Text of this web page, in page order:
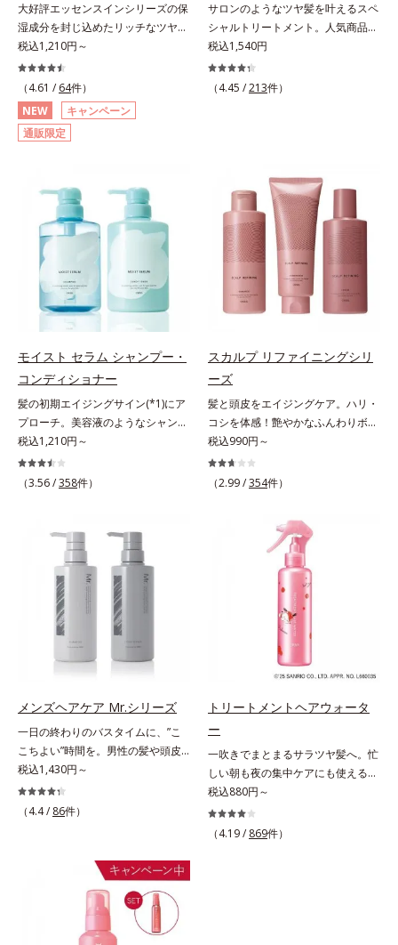
大好評エッセンスインシリーズの保
湿成分を封じ込めたリッチなツヤ髪
続くヘアオイル。人気商品「エッセ
ンスインヘアミルク」と同じシリー
ズのヘアオイルです。ナノサイズの
美容成分(*1)で髪の隙間を満たして
リッチなツヤ髪を維持する“超音波
トリートメント”発想(*2)。美容成分
記憶マグネット成分(*1)を配合しま
した。さらにキューティクルとなじ
みが良いキューティクルリペア成分
(*3)が、開いたキューティクルにピ
タッと密着し、毎朝手ぐしでツヤが
整うほどの美しい素髪へ導きます。
そのほか、健康的な印象の髪に導く
美容液成分も多数配合しました。・
分が乾燥ダメージをケアし、毛髪の
うるおいをUP・11種のアミノ酸
(*5)：エッセンスインヘアミルクと
共通成分で毛髪を補修・タンパク質
補給成分(*6)：毛髪を補修してハリ
コシをUP・コレステロール(*7)：髪
への親和性が高い油性成分が毛髪の
湿・毛髪補修成分）*2 超音波ケア
の“定着”着想。毛髪水分との結合処
方で定着*3 イソステアロイル加水
分解シルク（毛髪補修成分）*4 ト
コフェロール、テトラヘキシルデカ
ン酸アスコルビル（保湿）*5 アル
ギニン、グリシン、アスパラギン
酸、セリン、トレオニン、バリン、
ニン、イソロイシン、ヒスチジン
（毛髪補修）*6 加水分解ゴマタン
パクＰＧプロピルメチルシランジオ
ール（毛髪補修）*7 コレステロー
ル（保湿）各商品の詳しい情報は商
品ページをご覧ください。・エッセ
ンスインヘアミルクは、こちら
税込1,210円～
（4.61 / 64件）
NEW
キャンペーン
通販限定
サロンのようなツヤ髪を叶えるスペ
シャルトリートメント。人気商品
「エッセンスインヘアミルク」と同
じシリーズの、お風呂で美しいツヤ
髪を叶えるスペシャルヘアマスクで
ている部位に吸着して、キューティ
クル表面をリペア。髪の内外にアプ
ローチして、乾燥などの外的刺激か
ら守り抜き、ダメージ(*2)を立て直
し(*3)ます。お風呂でシャンプー後
に適量を髪になじませ、置き時間は
0秒。なじませてすぐに洗い流す手
軽さで、毛先までするんっとまとま
修成分（イソステアリン酸、イソス
テアロイル加水分解コラーゲン、イ
ソステアロイル加水分解シルク、ス
フィンゴ糖脂質、トコフェロール、
グリセリン、糖脂質、BG、イソス
テアリン酸、イソステアロイル加水
分解コラーゲン、イソステアロイル
ヒアルロン酸ヒドロキシプロピルト
リモニウム、フェノキシエタノー
ル）*2 髪の乾燥、乾燥によるパサ
つき*3 毛髪にうるおい、ハリを与
税込1,540円
（4.45 /213件）
モイスト セラム シャンプー・
コンディショナー
髪の初期エイジングサイン(*1)にア
プローチ。美容液のようなシャンプ
ー＆コンディショナーで触れていた
くなるうるツヤ髪へ。「髪のうねり
が気になる」「乾燥してパサつく」
アプローチする、オルビスのモイス
トセラムシリーズ。まるでスキンケ
アアイテムのように美容液成分(*2)
を6つも配合。保水してうるおいを
逃さない成分と、深く浸透してうる
おいで満たす成分で、髪も地肌も贅
沢にケアします。さらにうるおいを
行き渡らせる浸透力と、うるおいを
用。髪のうねりを抑え、スタイリン
なるうるツヤ髪へと導きます。ヒノ
キ、ラベンダー、ゼラニウムによる
リフレッシュアロマの香りで、バス
ルームがここちよいリラックス空間
に。*1 うねり、パサつき*2 保湿成
税込1,210円～
（3.56 /358件）
スカルプ リファイニングシリ
ーズ
髪と頭皮をエイジングケア。ハリ・
コシを体感！艶やかなふんわりボリ
ューム美髪へ。「抜け毛が目立つ」
「ボリュームがない」「ハリ・コシ
がない」という年齢による3大髪悩
ケア(*1)する、オルビスの頭皮ケア
シリーズです。地肌と髪をすこやか
に保つ「3Dプロテクト成分(*2)」
と、うるおったツヤ髪に導く「ブレ
ンドボタニカルエキス(*2)」を配
合。艶やかな、ふんわりボリューム
美髪へ導きます。翌朝の手ぐしで納
得できる、褒められ髪をご体感くだ
さい。*1 年齢に応じたお手入れの
こと *2 保湿成分
税込990円～
（2.99 /354件）
メンズヘアケア Mr.シリーズ
一日の終わりのバスタイムに、”こ
こちよい”時間を。男性の髪や頭皮
は汗や余分な皮脂に加え、ハードワ
ックスやスプレーなど性質が異なる
汚れがたまりやすい環境にありま
に負担をかけずに化学成分による汚
れも1度洗いで落とす設計のシャン
プーを実現しました。また、うるお
いを与える「バイオモイスト成分
(*2)」を配合することで、頭皮の油
税込1,430円～
（4.4 / 86件）
トリートメントヘアウォータ
ー
一吹きでまとまるサラツヤ髪へ。忙
しい朝も夜の集中ケアにも使える美
髪ミスト。シュッとひと吹きで、理
想の髪になれるトリートメント。傷
んだ髪のケアは毛先だけでなく、髪
税込880円～
（4.19 / 869件）